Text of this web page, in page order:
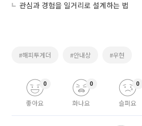
관심과 경험을 일거리로 설계하는 법
#해피투게더 #안내상 #우현
좋아요
0
화나요
0
슬퍼요
0